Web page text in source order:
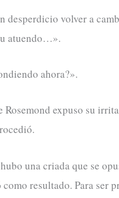
desperdicio volver a
atuendo…».
ahora?».
Rosemond expuso su
una criada que se
resultado. Para ser